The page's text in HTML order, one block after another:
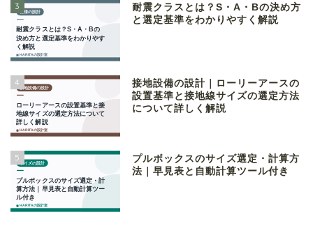
3
耐震クラスとは？S・A・Bの決め方
と選定基準をわかりやすく解説
4
接地設備の設計｜ローリーアースの
設置基準と接地線サイズの選定方法
について詳しく解説
5
プルボックスのサイズ選定・計算方
法｜早見表と自動計算ツール付き